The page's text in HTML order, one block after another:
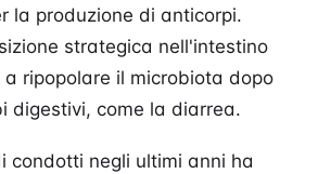
la produzione di anticorpi.
strategica nell'intestino
ripopolare il microbiota dopo
digestivi, come la diarrea.
condotti negli ultimi anni ha